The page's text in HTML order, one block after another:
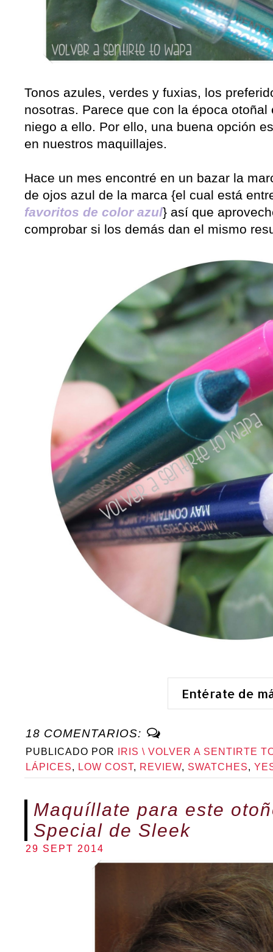
Tonos azules, verdes y fuxias, los
nosotras. Parece que con la época
niego a ello. Por ello, una buena opción
en nuestros maquillajes.
Hace un mes encontré en un bazar la
de ojos azul de la marca {el cual está
favoritos de color azul} así que
comprobar si los demás dan el mismo
Entérate de
18 COMENTARIOS:
PUBLICADO POR
IRIS \ VOLVER A SENTIRTE
LÁPICES, LOW COST, REVIEW, SWATCHES,
Maquíllate para este
Special de Sleek
29 SEPT 2014